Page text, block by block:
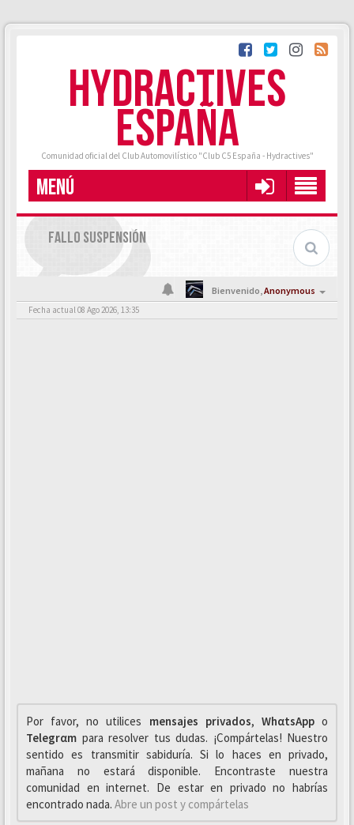
HYDRACTIVES
ESPAÑA
Comunidad oficial del Club Automovilístico "Club C5 España - Hydractives"
MENÚ
FALLO SUSPENSIÓN
Bienvenido,Anonymous
Fecha actual 08 Ago 2026, 13:35
Por favor, no utilices mensajes privados, WhαtsAppo
Telegrαm para resolver tus dudas. ¡Compártelas! Nuestro
sentido es transmitir sabiduría. Si lo haces en privado,
mañana no estará disponible. Encontraste nuestra
comunidad en internet. De estar en privado no habrías
encontrado nada. Abre un post y compártelas